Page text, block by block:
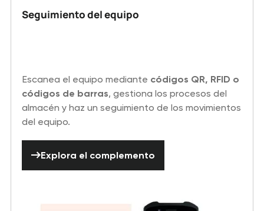
Seguimiento del equipo
Escanea el equipo mediante códigos QR, RFID o
códigos de barras, gestiona los procesos del
almacén y haz un seguimiento de los movimientos
del equipo.
Explora el complemento